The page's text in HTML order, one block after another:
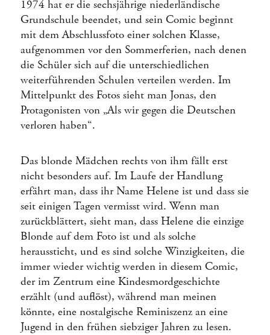
1974 hat er die sechsjährige niederländische
Grundschule beendet, und sein Comic beginnt
mit dem Abschlussfoto einer solchen Klasse,
aufgenommen vor den Sommerferien, nach denen
die Schüler sich auf die unterschiedlichen
weiterführenden Schulen verteilen werden. Im
Mittelpunkt des Fotos sieht man Jonas, den
Protagonisten von „Als wir gegen die Deutschen
verloren haben“.
Das blonde Mädchen rechts von ihm fällt erst
nicht besonders auf. Im Laufe der Handlung
erfährt man, dass ihr Name Helene ist und dass sie
seit einigen Tagen vermisst wird. Wenn man
zurückblättert, sieht man, dass Helene die einzige
Blonde auf dem Foto ist und als solche
heraussticht, und es sind solche Winzigkeiten, die
immer wieder wichtig werden in diesem Comic,
der im Zentrum eine Kindesmordgeschichte
erzählt (und auflöst), während man meinen
könnte, eine nostalgische Reminiszenz an eine
Jugend in den frühen siebziger Jahren zu lesen.